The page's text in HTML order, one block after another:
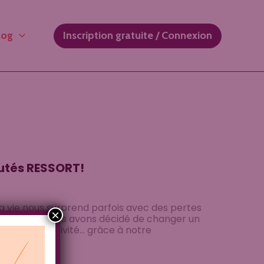
Inscription gratuite / Connexion
RESSORT!
vie nous surprend parfois avec des pertes
nous avons décidé de changer un
créativité… grâce à notre
×